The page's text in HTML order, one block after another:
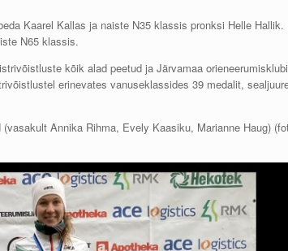
Kaarel Kallas ja naiste N35 klassis pronksi Helle Hallik.
N65 klassis.
kõik alad peetud ja Järvamaa
erinevates vanuseklassides 39 medalit,
Annika Rihma, Evely Kaasiku, Marianne Haug)